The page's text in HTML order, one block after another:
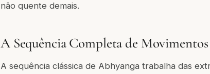
não quente demais.
A Sequência Completa de Movimentos
A sequência clássica de Abhyanga trabalha das